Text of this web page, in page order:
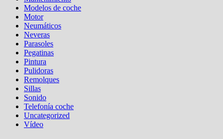
Modelos de coche
Motor
Neumáticos
Neveras
Parasoles
Pegatinas
Pintura
Pulidoras
Remolques
Sillas
Sonido
Telefonía coche
Uncategorized
Vídeo